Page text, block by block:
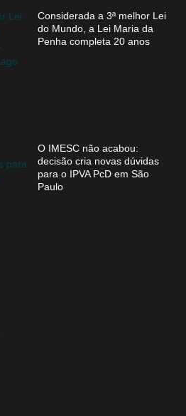
Considerada a 3ª melhor Lei
do Mundo, a Lei Maria da
Penha completa 20 anos
O IMESC não acabou:
decisão cria novas dúvidas
para o IPVA PcD em São
Paulo